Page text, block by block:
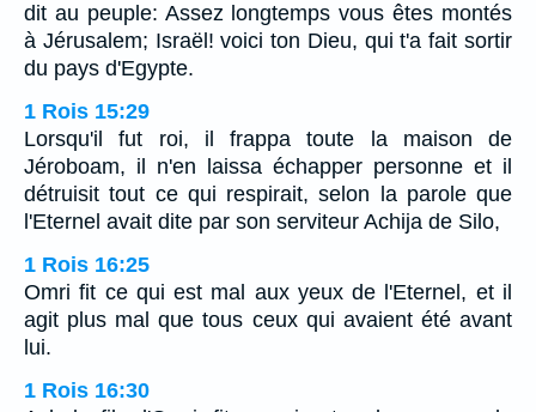
dit au peuple: Assez longtemps vous êtes montés
à Jérusalem; Israël! voici ton Dieu, qui t'a fait sortir
du pays d'Egypte.
1 Rois 15:29
Lorsqu'il fut roi, il frappa toute la maison de
Jéroboam, il n'en laissa échapper personne et il
détruisit tout ce qui respirait, selon la parole que
l'Eternel avait dite par son serviteur Achija de Silo,
1 Rois 16:25
Omri fit ce qui est mal aux yeux de l'Eternel, et il
agit plus mal que tous ceux qui avaient été avant
lui.
1 Rois 16:30